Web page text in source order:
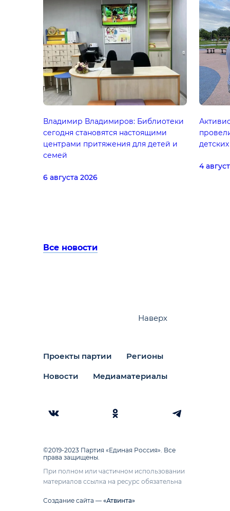
Владимир Владимиров: Библиотеки
сегодня становятся настоящими
центрами притяжения для детей и
семей
6 августа 2026
4
Все новости
Проекты партии Регионы
Новости Медиаматериалы
Наверх
©2019-2023 Партия «Единая Россия». Все
права защищены.
При полном или частичном использовании
материалов ссылка на ресурс обязательна
Создание сайта — «Атвинта»